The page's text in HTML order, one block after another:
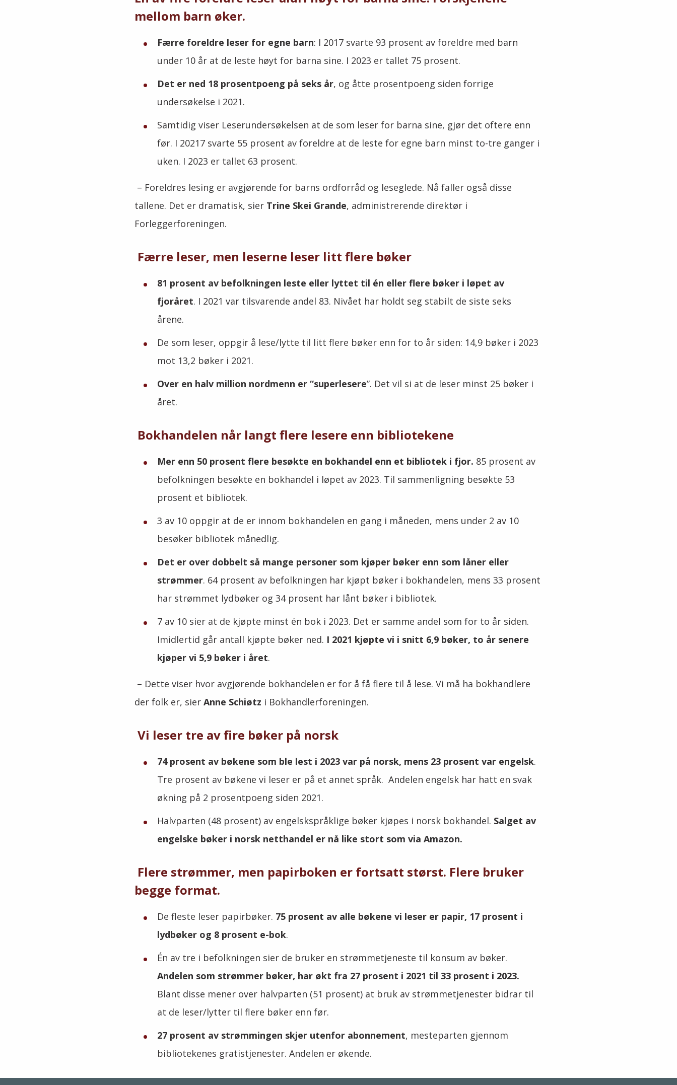
mellom barn øker.
Færre foreldre leser for egne barn: I 2017 svarte 93 prosent av foreldre med barn
under 10 år at de leste høyt for barna sine. I 2023 er tallet 75 prosent.
Det er ned 18 prosentpoeng på seks år, og åtte prosentpoeng siden forrige
undersøkelse i 2021.
Samtidig viser Leserundersøkelsen at de som leser for barna sine, gjør det oftere enn
før. I 20217 svarte 55 prosent av foreldre at de leste for egne barn minst to-tre ganger i
uken. I 2023 er tallet 63 prosent.
– Foreldres lesing er avgjørende for barns ordforråd og leseglede. Nå faller også disse
tallene. Det er dramatisk, sier Trine Skei Grande, administrerende direktør i
Forleggerforeningen.
Færre leser, men leserne leser litt flere bøker
81 prosent av befolkningen leste eller lyttet til én eller flere bøker i løpet av
fjoråret. I 2021 var tilsvarende andel 83. Nivået har holdt seg stabilt de siste seks
årene.
De som leser, oppgir å lese/lytte til litt flere bøker enn for to år siden: 14,9 bøker i 2023
mot 13,2 bøker i 2021.
Over en halv million nordmenn er “superlesere”. Det vil si at de leser minst 25 bøker i
året.
Bokhandelen når langt flere lesere enn bibliotekene
Mer enn 50 prosent flere besøkte en bokhandel enn et bibliotek i fjor. 85 prosent av
befolkningen besøkte en bokhandel i løpet av 2023. Til sammenligning besøkte 53
prosent et bibliotek.
3 av 10 oppgir at de er innom bokhandelen en gang i måneden, mens under 2 av 10
besøker bibliotek månedlig.
Det er over dobbelt så mange personer som kjøper bøker enn som låner eller
strømmer. 64 prosent av befolkningen har kjøpt bøker i bokhandelen, mens 33 prosent
har strømmet lydbøker og 34 prosent har lånt bøker i bibliotek.
7 av 10 sier at de kjøpte minst én bok i 2023. Det er samme andel som for to år siden.
Imidlertid går antall kjøpte bøker ned. I 2021 kjøpte vi i snitt 6,9 bøker, to år senere
kjøper vi 5,9 bøker i året.
– Dette viser hvor avgjørende bokhandelen er for å få flere til å lese. Vi må ha bokhandlere
der folk er, sier Anne Schiøtz i Bokhandlerforeningen.
Vi leser tre av fire bøker på norsk
74 prosent av bøkene som ble lest i 2023 var på norsk, mens 23 prosent var engelsk.
Tre prosent av bøkene vi leser er på et annet språk. Andelen engelsk har hatt en svak
økning på 2 prosentpoeng siden 2021.
Halvparten (48 prosent) av engelskspråklige bøker kjøpes i norsk bokhandel. Salget av
engelske bøker i norsk netthandel er nå like stort som via Amazon.
Flere strømmer, men papirboken er fortsatt størst. Flere bruker
begge format.
De fleste leser papirbøker. 75 prosent av alle bøkene vi leser er papir, 17 prosent i
lydbøker og 8 prosent e-bok.
Én av tre i befolkningen sier de bruker en strømmetjeneste til konsum av bøker.
Andelen som strømmer bøker, har økt fra 27 prosent i 2021 til 33 prosent i 2023.
Blant disse mener over halvparten (51 prosent) at bruk av strømmetjenester bidrar til
at de leser/lytter til flere bøker enn før.
27 prosent av strømmingen skjer utenfor abonnement, mesteparten gjennom
bibliotekenes gratistjenester. Andelen er økende.